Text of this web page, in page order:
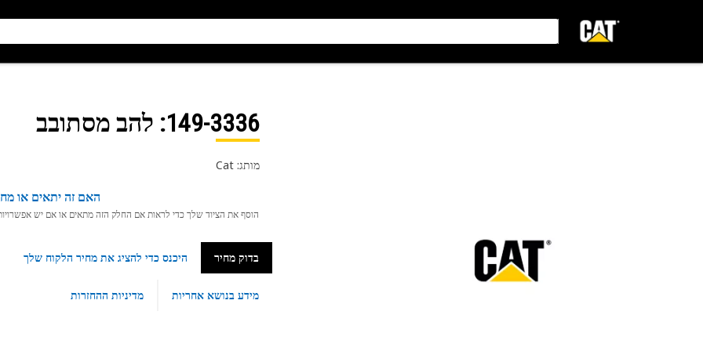
149-3336: להב מסתובב
מותג: Cat
האם זה יתאים או
הוסף את הציוד שלך כדי לראות אם החלק הזה מתאים או אם יש אפשרויות
בדוק מחיר היכנס כדי להציג את מחיר הלקוח שלך
מידע בנושא אחריות מדיניות ההחזרות